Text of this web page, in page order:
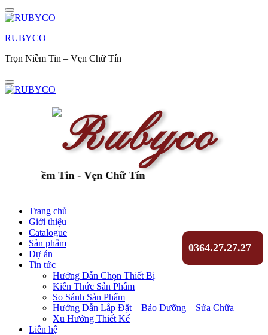
RUBYCO
Trọn Niềm Tin – Vẹn Chữ Tín
Niềm Tin - Vẹn Chữ Tín
0364.27.27.27
Trang chủ
Giới thiệu
Catalogue
Sản phẩm
Dự án
Tin tức
Hướng Dẫn Chọn Thiết Bị
Kiến Thức Sản Phẩm
So Sánh Sản Phẩm
Hướng Dẫn Lắp Đặt – Bảo Dưỡng – Sửa Chữa
Xu Hướng Thiết Kế
Liên hệ